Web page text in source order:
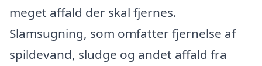
meget affald der skal fjernes.
Slamsugning, som omfatter fjernelse af
spildevand, sludge og andet affald fra